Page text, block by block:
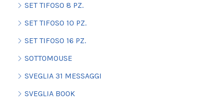
SET TIFOSO 8 PZ.
SET TIFOSO 10 PZ.
SET TIFOSO 16 PZ.
SOTTOMOUSE
SVEGLIA 31 MESSAGGI
SVEGLIA BOOK